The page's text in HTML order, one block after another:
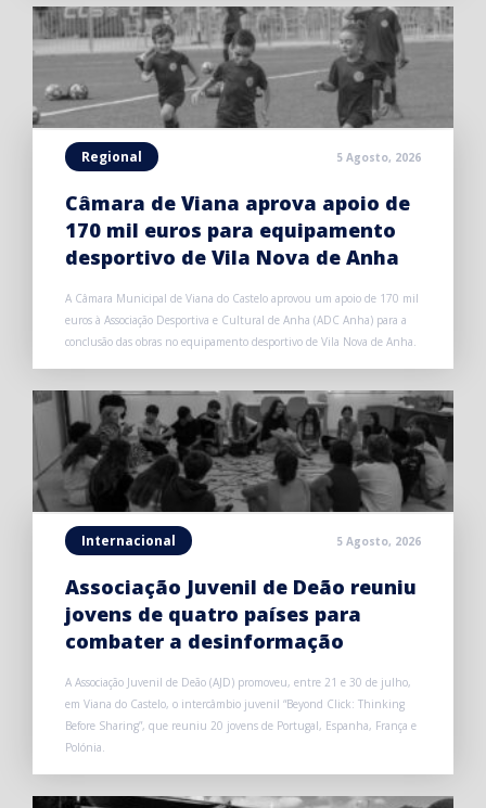
Regional 5 Agosto, 2026
Câmara de Viana aprova apoio de
170 mil euros para equipamento
desportivo de Vila Nova de Anha
A Câmara Municipal de Viana do Castelo aprovou um apoio de 170 mil
euros à Associação Desportiva e Cultural de Anha (ADC Anha) para a
conclusão das obras no equipamento desportivo de Vila Nova de Anha.
Internacional 5 Agosto, 2026
Associação Juvenil de Deão reuniu
jovens de quatro países para
combater a desinformação
A Associação Juvenil de Deão (AJD) promoveu, entre 21 e 30 de julho,
em Viana do Castelo, o intercâmbio juvenil “Beyond Click: Thinking
Before Sharing”, que reuniu 20 jovens de Portugal, Espanha, França e
Polónia.